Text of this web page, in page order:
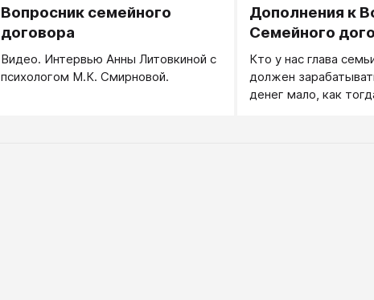
Вопросник семейного
договора
Видео. Интервью Анны Литовкиной с
психологом М.К. Смирновой.
Дополнения к
Семейного
Кто у нас глава
должен
денег мало, как